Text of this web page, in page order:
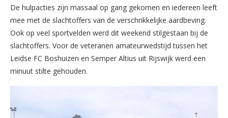
De hulpacties zijn massaal op gang gekomen en iedereen leeft
mee met de slachtoffers van de verschrikkelijke aardbeving.
Ook op veel sportvelden werd dit weekend stilgestaan bij de
slachtoffers. Voor de veteranen amateurwedstijd tussen het
Leidse FC Boshuizen en Semper Altius uit Rijswijk werd een
minuut stilte gehouden.